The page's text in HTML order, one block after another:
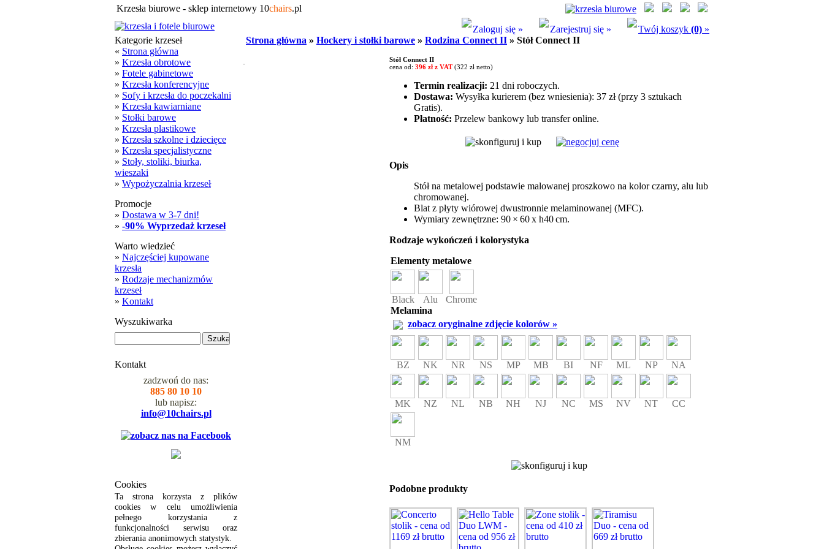
Krzesła biurowe - sklep internetowy 10chairs.pl
Zaloguj się »
Zarejestruj się » Twój koszyk (0) »
Kategorie krzeseł
« Strona główna
» Krzesła obrotowe
» Fotele gabinetowe
» Krzesła konferencyjne
» Sofy i krzesła do poczekalni
» Krzesła kawiarniane
» Stołki barowe
» Krzesła plastikowe
» Krzesła szkolne i dziecięce
» Krzesła specjalistyczne
» Stoły, stoliki, biurka,
wieszaki
» Wypożyczalnia krzeseł
Promocje
» Dostawa w 3-7 dni!
» -90% Wyprzedaż krzeseł
Warto wiedzieć
» Najczęściej kupowane
krzesła
» Rodzaje mechanizmów
krzeseł
» Kontakt
Wyszukiwarka
Kontakt
zadzwoń do nas:
885 80 10 10
lub napisz:
info@10chairs.pl
Cookies
Ta strona korzysta z plików
cookies w celu umożliwienia
pełnego korzystania z
funkcjonalności serwisu oraz
zbierania anonimowych statystyk.
Strona główna » Hockery i stołki barowe » Rodzina Connect II » Stół Connect II
Stół Connect II
cena od: 396 zł z VAT(322 zł netto)
Termin realizacji: 21 dni roboczych.
Dostawa: Wysyłka kurierem (bez wniesienia): 37 zł (przy 3 sztukach
Gratis).
Płatność: Przelew bankowy lub transfer online.
Opis
Stół na metalowej podstawie malowanej proszkowo na kolor czarny, alu lub
chromowanej.
Blat z płyty wiórowej dwustronnie melaminowanej (MFC).
Wymiary zewnętrzne: 90 × 60 x h40 cm.
Rodzaje wykończeń i kolorystyka
Elementy metalowe
Black Alu
Chrome
Melamina
zobacz oryginalne zdjęcie kolorów »
BZ NK NR NS MP MB BI NF ML NP NA
MK NZ NL NB NH NJ NC MS NV NT CC
NM
Podobne produkty